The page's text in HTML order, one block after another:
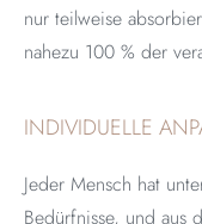
nur teilweise
nahezu 100 % der
INDIVIDUELLE
Jeder Mensch hat
Bedürfnisse, und aus